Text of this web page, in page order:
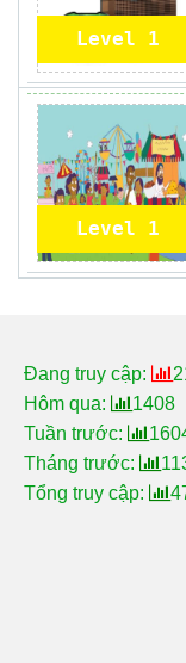
Level 1
Level 1
Đang truy cập:
Hôm qua:
1408
Tuần trước:
Tháng trước:
Tổng truy cập: